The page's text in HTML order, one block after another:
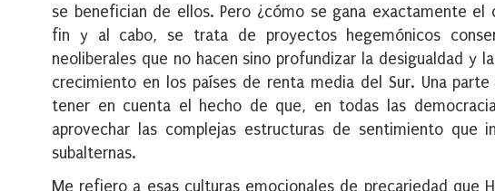
se benefician de ellos. Pero ¿cómo se gana exactamente
fin y al cabo, se trata de proyectos hegemónicos
neoliberales que no hacen sino profundizar la desigualdad y
crecimiento en los países de renta media del Sur. Una
tener en cuenta el hecho de que, en todas las
aprovechar las complejas estructuras de sentimiento que
subalternas.
Me refiero a esas culturas emocionales de precariedad